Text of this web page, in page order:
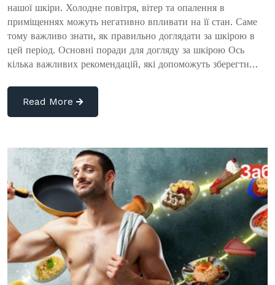
нашої шкіри. Холодне повітря, вітер та опалення в
приміщеннях можуть негативно впливати на її стан. Саме
тому важливо знати, як правильно доглядати за шкірою в
цей період. Основні поради для догляду за шкірою Ось
кілька важливих рекомендацій, які допоможуть зберегти…
Read More